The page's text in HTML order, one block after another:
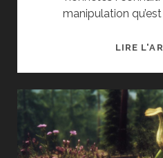
manipulation
LIRE